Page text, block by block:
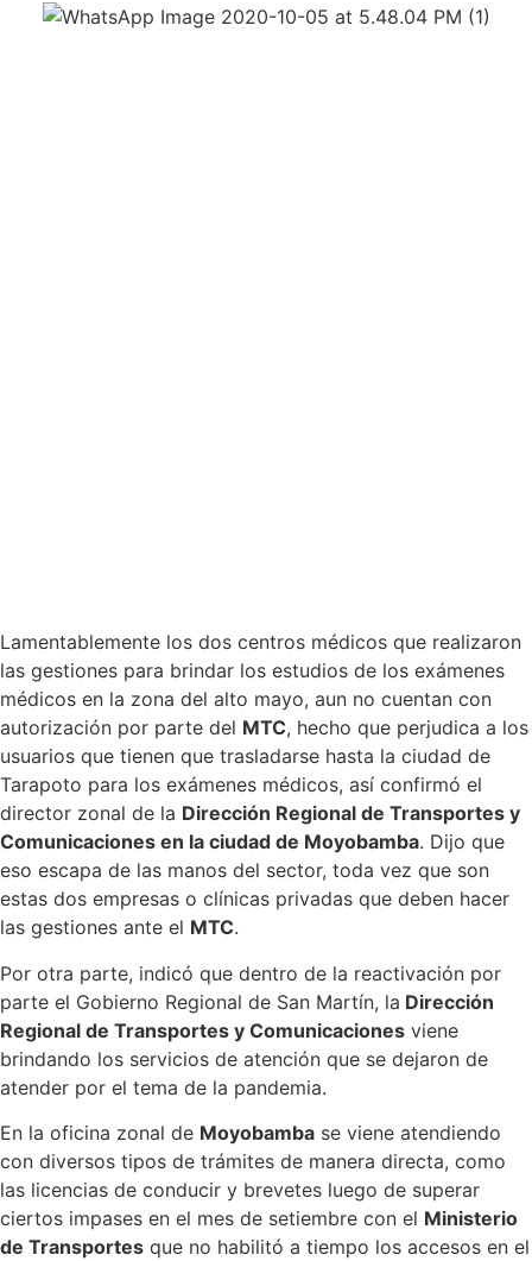
Lamentablemente los dos centros médicos que realizaron
las gestiones para brindar los estudios de los exámenes
médicos en la zona del alto mayo, aun no cuentan con
autorización por parte del MTC, hecho que perjudica a los
usuarios que tienen que trasladarse hasta la ciudad de
Tarapoto para los exámenes médicos, así confirmó el
director zonal de la Dirección Regional de Transportes y
Comunicaciones en la ciudad de Moyobamba. Dijo que
eso escapa de las manos del sector, toda vez que son
estas dos empresas o clínicas privadas que deben hacer
las gestiones ante el MTC.
Por otra parte, indicó que dentro de la reactivación por
parte el Gobierno Regional de San Martín, la Dirección
Regional de Transportes y Comunicaciones viene
brindando los servicios de atención que se dejaron de
atender por el tema de la pandemia.
En la oficina zonal de Moyobamba se viene atendiendo
con diversos tipos de trámites de manera directa, como
las licencias de conducir y brevetes luego de superar
ciertos impases en el mes de setiembre con el Ministerio
de Transportes que no habilitó a tiempo los accesos en el